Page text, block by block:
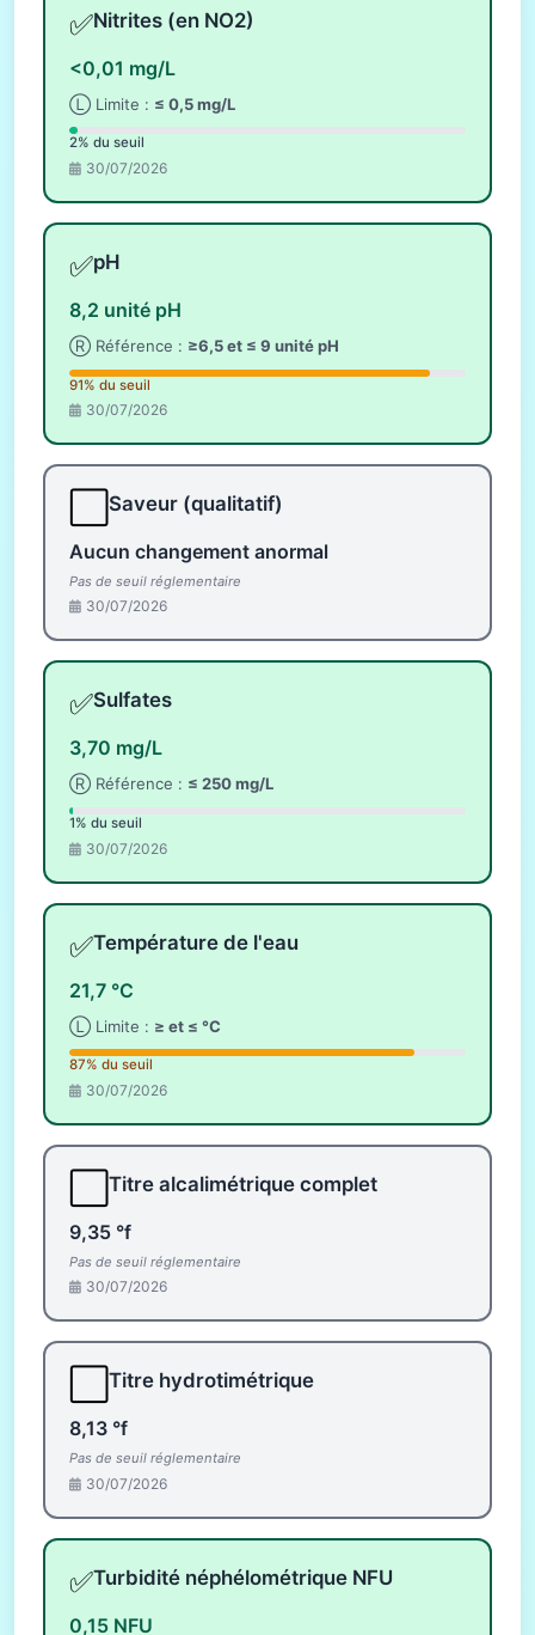
✅Nitrites (en NO2)
<0,01 mg/L
Ⓛ Limite : ≤ 0,5 mg/L
2% du seuil
30/07/2026
✅pH
8,2 unité pH
Ⓡ Référence : ≥6,5 et ≤ 9 unité pH
91% du seuil
30/07/2026
Saveur (qualitatif)
Aucun changement anormal
Pas de seuil réglementaire
30/07/2026
✅Sulfates
3,70 mg/L
Ⓡ Référence : ≤ 250 mg/L
1% du seuil
30/07/2026
✅Température de l'eau
21,7 °C
Ⓛ Limite : ≥ et ≤ °C
87% du seuil
30/07/2026
Titre alcalimétrique complet
9,35 °f
Pas de seuil réglementaire
30/07/2026
Titre hydrotimétrique
8,13 °f
Pas de seuil réglementaire
30/07/2026
✅Turbidité néphélométrique NFU
0,15 NFU